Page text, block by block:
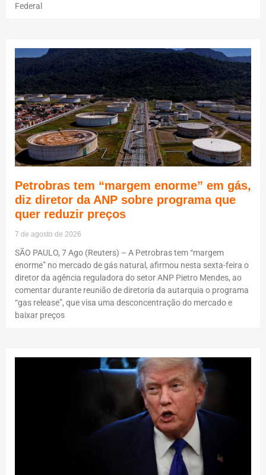
Federal
Petrobras tem “margem enorme” em gás,
diz diretor da ANP sobre programa que
quer reduzir preços
7 de agosto de 2026
SÃO PAULO, 7 Ago (Reuters) – A Petrobras tem “margem
enorme” no mercado de gás natural, afirmou nesta sexta-feira o
diretor da agência reguladora do setor ANP Pietro Mendes, ao
comentar durante reunião de diretoria da autarquia o programa
“gas release”, que visa uma desconcentração do mercado e
baixar preços